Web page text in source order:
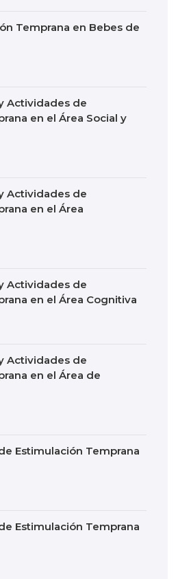
Temprana en Bebes de
Actividades de
en el Área Social y
Actividades de
en el Área
Actividades de
en el Área Cognitiva
Actividades de
en el Área de
Estimulación Temprana
Estimulación Temprana